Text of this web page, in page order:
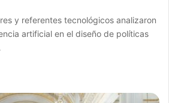
y referentes tecnológicos analizaron
artificial en el diseño de políticas